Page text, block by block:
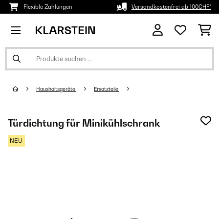
Flexible Zahlungen Versandkostenfrei ab 100CHF*
Haushaltsgeräte Ersatzteile
Türdichtung für Minikühlschrank
NEU